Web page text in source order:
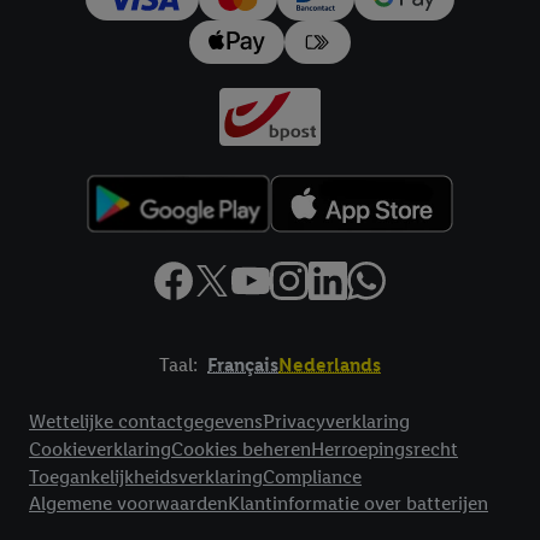
Taal: FrançaisNederlands
Wettelijke contactgegevensPrivacyverklaring
CookieverklaringCookies beherenHerroepingsrecht
ToegankelijkheidsverklaringCompliance
Algemene voorwaardenKlantinformatie over batterijen
impressum hier.